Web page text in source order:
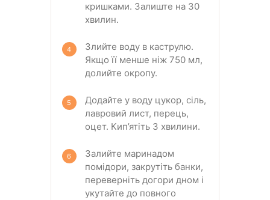
кришками. Залиште на 30
хвилин.
Злийте воду в каструлю.
Якщо її менше ніж 750 мл,
долийте окропу.
Додайте у воду цукор, сіль,
лавровий лист, перець,
оцет. Кип’ятіть 3 хвилини.
Залийте маринадом
помідори, закрутіть банки,
переверніть догори дном і
укутайте до повного